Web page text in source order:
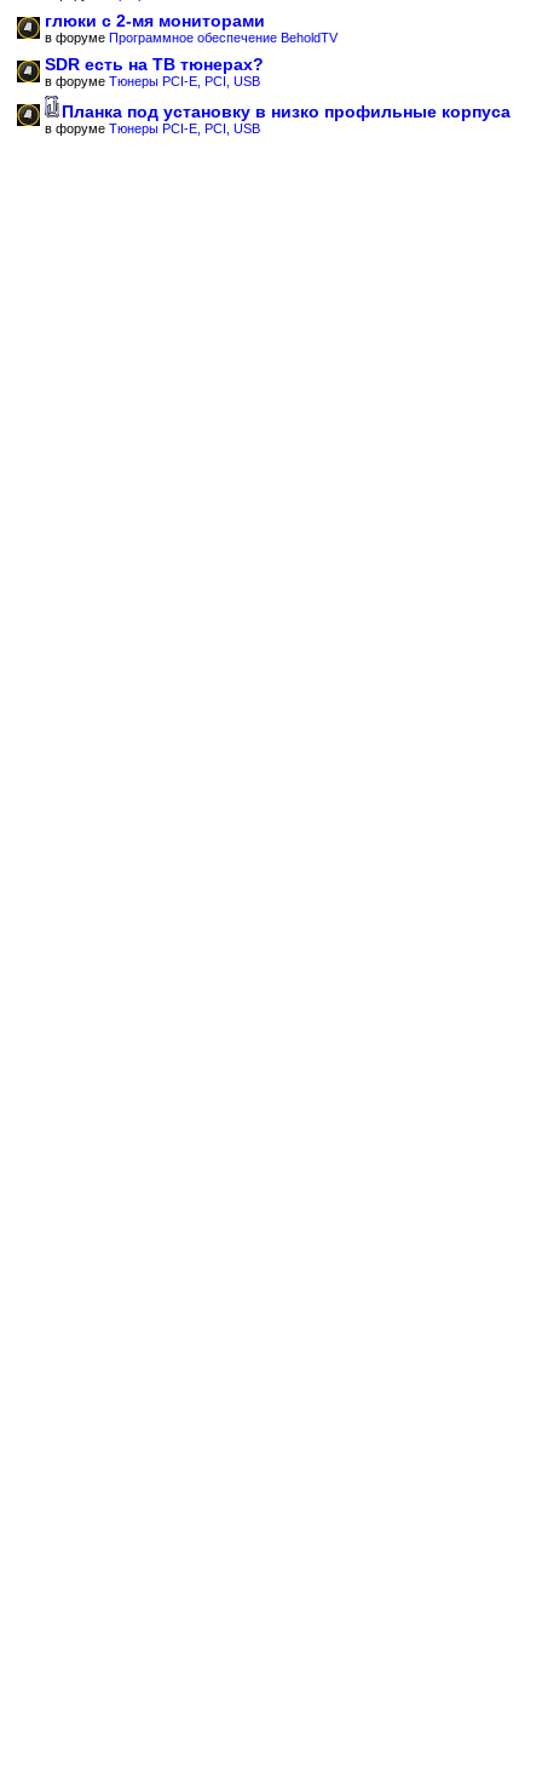
глюки с 2-мя мониторами
в форуме Программное обеспечение BeholdTV
SDR есть на ТВ тюнерах?
в форуме Тюнеры PCI-E, PCI, USB
Планка под установку в низко профильные корпуса
в форуме Тюнеры PCI-E, PCI, USB